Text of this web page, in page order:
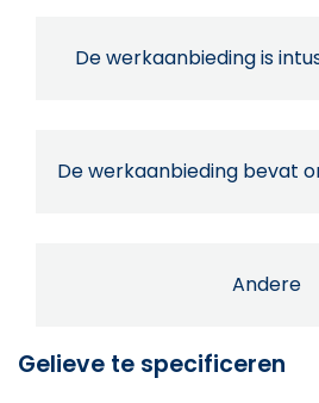
De werkaanbieding is
De werkaanbieding bevat
Andere
Gelieve te specificeren